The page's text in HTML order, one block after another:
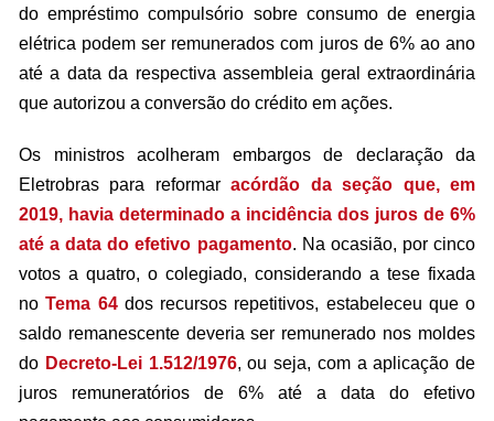
do empréstimo compulsório sobre consumo de energia
elétrica podem ser remunerados com juros de 6% ao ano
até a data da respectiva assembleia geral extraordinária
que autorizou a conversão do crédito em ações.
Os ministros acolheram embargos de declaração da
Eletrobras para reformaracórdão da seção que, em
2019, havia determinado a incidência dos juros de 6%
até a data do efetivo pagamento. Na ocasião, por cinco
votos a quatro, o colegiado, considerando a tese fixada
noTema 64dos recursos repetitivos, estabeleceu que o
saldo remanescente deveria ser remunerado nos moldes
do Decreto-Lei 1.512/1976, ou seja, com a aplicação de
juros remuneratórios de 6% até a data do efetivo